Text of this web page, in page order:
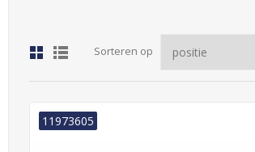
Sorteren op
11973605